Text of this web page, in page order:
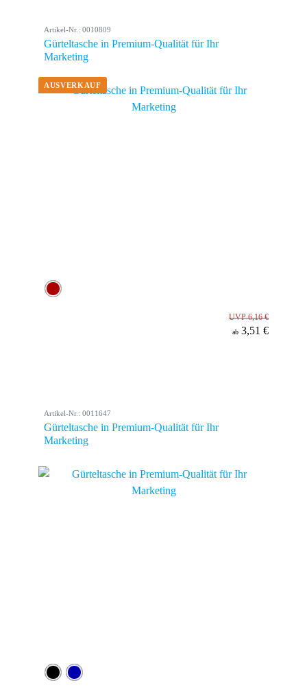
Artikel-Nr.: 0010809
Gürteltasche in Premium-Qualität für Ihr
Marketing
UVP 6,16 €
ab 3,51 €
Artikel-Nr.: 0011647
Gürteltasche in Premium-Qualität für Ihr
Marketing